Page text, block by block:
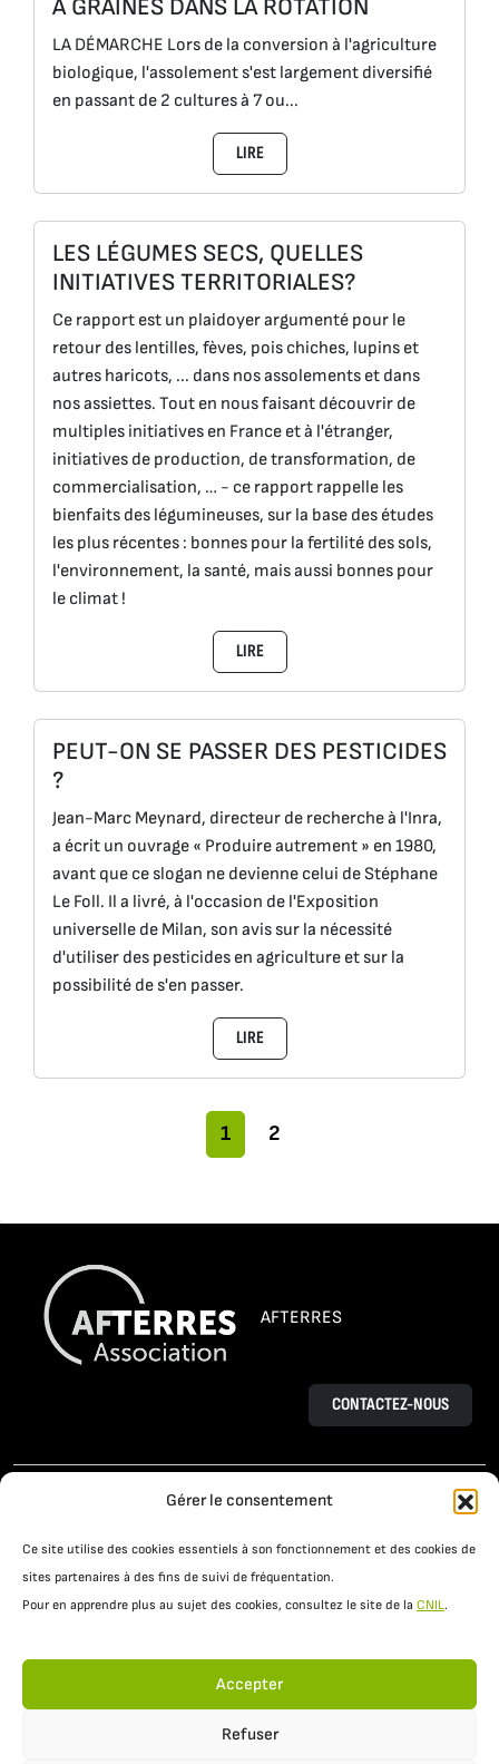
Gérer le consentement
Ce site utilise des cookies essentiels à son fonctionnement et des cookies de
sites partenaires à des fins de suivi de fréquentation.
Pour en apprendre plus au sujet des cookies, consultez le site de la CNIL.
Accepter
Refuser
À GRAINES DANS LA ROTATION
LA DÉMARCHE Lors de la conversion à l'agriculture
biologique, l'assolement s'est largement diversifié
en passant de 2 cultures à 7 ou...
LIRE
LES LÉGUMES SECS, QUELLES
INITIATIVES TERRITORIALES?
Ce rapport est un plaidoyer argumenté pour le
retour des lentilles, fèves, pois chiches, lupins et
autres haricots, ... dans nos assolements et dans
nos assiettes. Tout en nous faisant découvrir de
multiples initiatives en France et à l'étranger,
initiatives de production, de transformation, de
commercialisation, … - ce rapport rappelle les
bienfaits des légumineuses, sur la base des études
les plus récentes : bonnes pour la fertilité des sols,
l'environnement, la santé, mais aussi bonnes pour
le climat !
LIRE
PEUT-ON SE PASSER DES PESTICIDES
?
Jean-Marc Meynard, directeur de recherche à l'Inra,
a écrit un ouvrage « Produire autrement » en 1980,
avant que ce slogan ne devienne celui de Stéphane
Le Foll. Il a livré, à l'occasion de l'Exposition
universelle de Milan, son avis sur la nécessité
d'utiliser des pesticides en agriculture et sur la
possibilité de s'en passer.
LIRE
Navigation dans la page
Page actuelle
1 Pages
2
AFTERRES
CONTACTEZ-NOUS
L’AGROÉCOLOGIE
LE PROJET OSAÉ
PRATIQUES AGROÉCOLOGIQUES
RESSOURCES